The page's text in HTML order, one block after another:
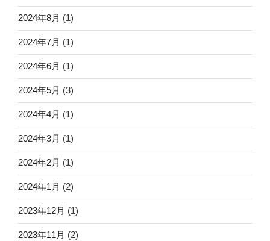
2024年8月 (1)
2024年7月 (1)
2024年6月 (1)
2024年5月 (3)
2024年4月 (1)
2024年3月 (1)
2024年2月 (1)
2024年1月 (2)
2023年12月 (1)
2023年11月 (2)